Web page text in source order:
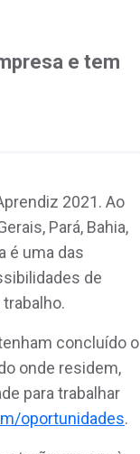
e tem
2021. Ao
Pará, Bahia,
é uma das
de
concluído o
onde residem,
para trabalhar
oportunidades.